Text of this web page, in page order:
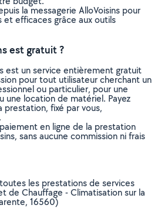
la messagerie AlloVoisins pour
et efficaces grâce aux outils
est gratuit ?
est un service entièrement gratuit
pour tout utilisateur cherchant un
ou particulier, pour une
une location de matériel. Payez
prestation, fixé par vous,
en ligne de la prestation
sans aucune commission ni frais
les prestations de services
de Chauffage - Climatisation sur la
16560)